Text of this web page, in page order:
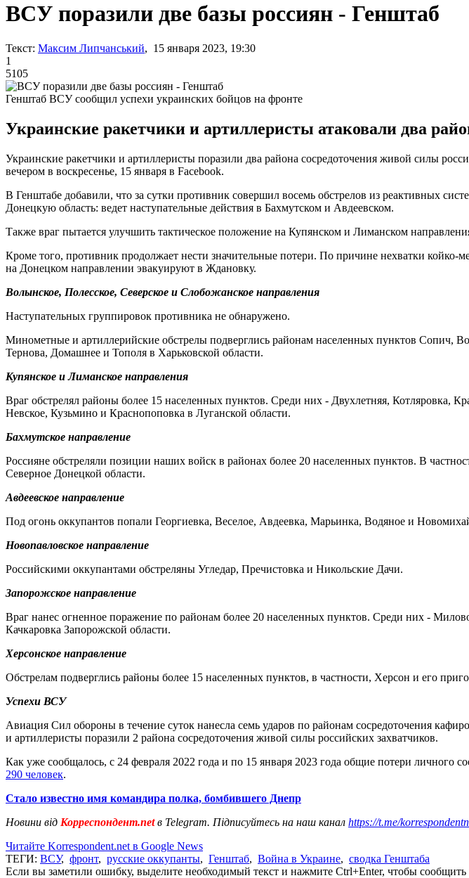
ВСУ поразили две базы россиян - Генштаб
Текст: Максим Липчанський, 15 января 2023, 19:30
1
5105
Генштаб ВСУ сообщил успехи украинских бойцов на фронте
Украинские ракетчики и артиллеристы атаковали два
Украинские ракетчики и артиллеристы поразили два района сосредоточения живой силы
вечером в воскресенье, 15 января в Facebook.
В Генштабе добавили, что за сутки противник совершил восемь обстрелов из реактивных
Донецкую область: ведет наступательные действия в Бахмутском и Авдеевском.
Также враг пытается улучшить тактическое положение на Купянском и Лиманском
Кроме того, противник продолжает нести значительные потери. По причине нехватки
на Донецком направлении эвакуируют в Ждановку.
Волынское, Полесское, Северское и Слобожанское направления
Наступательных группировок противника не обнаружено.
Минометные и артиллерийские обстрелы подверглись районам населенных пунктов Сопич,
Тернова, Домашнее и Тополя в Харьковской области.
Купянское и Лиманское направления
Враг обстрелял районы более 15 населенных пунктов. Среди них - Двухлетняя, Котляровка,
Невское, Кузьмино и Краснопоповка в Луганской области.
Бахмутское направление
Россияне обстреляли позиции наших войск в районах более 20 населенных пунктов. В
Северное Донецкой области.
Авдеевское направление
Под огонь оккупантов попали Георгиевка, Веселое, Авдеевка, Марьинка, Водяное и
Новопавловское направление
Российскими оккупантами обстреляны Угледар, Пречистовка и Никольские Дачи.
Запорожское направление
Враг нанес огненное поражение по районам более 20 населенных пунктов. Среди них -
Качкаровка Запорожской области.
Херсонское направление
Обстрелам подверглись районы более 15 населенных пунктов, в частности, Херсон и его
Успехи ВСУ
Авиация Сил обороны в течение суток нанесла семь ударов по районам сосредоточения
и артиллеристы поразили 2 района сосредоточения живой силы российских захватчиков.
Как уже сообщалось, с 24 февраля 2022 года и по 15 января 2023 года общие потери личного
290 человек.
Стало известно имя командира полка, бомбившего Днепр
Новини від Корреспондент.netв Telegram. Підписуйтесь на наш канал https://t.me/
Читайте Korrespondent.net в Google News
ТЕГИ: ВСУ, фронт, русские оккупанты, Генштаб, Война в Украине, сводка Генштаба
Если вы заметили ошибку, выделите необходимый текст и нажмите Ctrl+Enter, чтобы сообщить